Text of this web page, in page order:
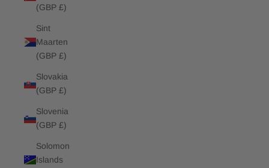
(GBP £)
Sint
Maarten
(GBP £)
Slovakia
(GBP £)
Slovenia
(GBP £)
Solomon
Islands